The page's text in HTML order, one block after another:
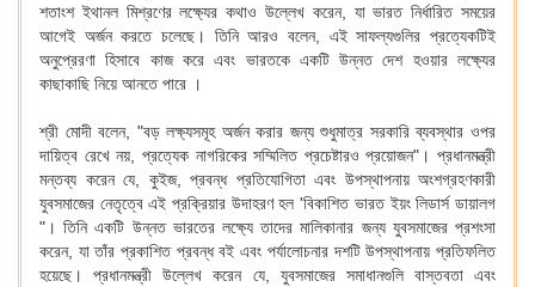
শতাংশ ইথানল মিশ্রণের লক্ষ্যের কথাও উল্লেখ করেন, যা ভারত নির্ধারিত সময়ের
আগেই অর্জন করতে চলেছে। তিনি আরও বলেন, এই সাফল্যগুলির প্রত্যেকটিই
অনুপ্রেরণা হিসাবে কাজ করে এবং ভারতকে একটি উন্নত দেশ হওয়ার লক্ষ্যের
কাছাকাছি নিয়ে আনতে পারে ।
শ্রী মোদী বলেন, "বড় লক্ষ্যসমূহ অর্জন করার জন্য শুধুমাত্র সরকারি ব্যবস্থার ওপর
দায়িত্ব রেখে নয়, প্রত্যেক নাগরিকের সম্মিলিত প্রচেষ্টারও প্রয়োজন"। প্রধানমন্ত্রী
মন্তব্য করেন যে, কুইজ, প্রবন্ধ প্রতিযোগিতা এবং উপস্থাপনায় অংশগ্রহণকারী
যুবসমাজের নেতৃত্বে এই প্রক্রিয়ার উদাহরণ হল 'বিকাশিত ভারত ইয়ং লিডার্স ডায়ালগ
"। তিনি একটি উন্নত ভারতের লক্ষ্যে তাদের মালিকানার জন্য যুবসমাজের প্রশংসা
করেন, যা তাঁর প্রকাশিত প্রবন্ধ বই এবং পর্যালোচনার দশটি উপস্থাপনায় প্রতিফলিত
হয়েছে। প্রধানমন্ত্রী উল্লেখ করেন যে, যুবসমাজের সমাধানগুলি বাস্তবতা এবং